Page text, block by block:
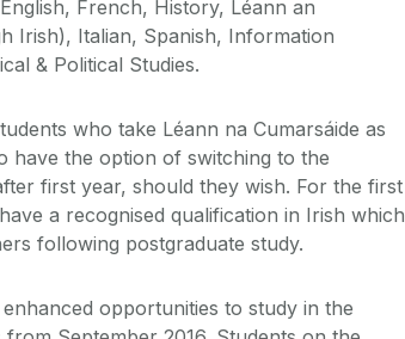
French, History, Léann an
Irish), Italian, Spanish, Information
& Political Studies.
who take Léann na Cumarsáide as
have the option of switching to the
first year, should they wish. For the first
a recognised qualification in Irish which
following postgraduate study.
opportunities to study in the